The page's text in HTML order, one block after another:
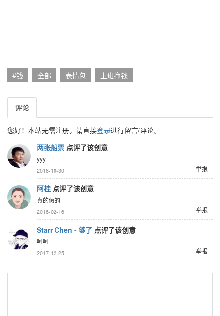
#钱 全部 表情包 上班挣钱
评论
您好！本站无需注册，请直接登录进行留言/评论。
两张船票 点评了该创意
yyy
举报
2018-10-30
阿桂 点评了该创意
真的假的
举报
2018-02-16
Starr Chen - 够了 点评了该创意
呵呵
举报
2017-12-25